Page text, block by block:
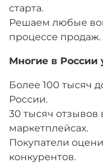
старта.
Решаем любые
процессе продаж.
Многие в России
Более 100 тысяч
России.
30 тысяч отзывов
маркетплейсах.
Покупатели
конкурентов.